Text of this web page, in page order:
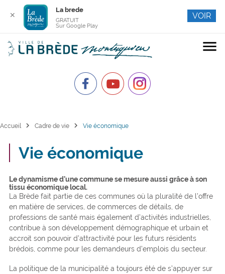
menu
Accueil chevron_right Cadre de vie chevron_right Vie économique
Vie économique
Le dynamisme d’une commune se mesure aussi grâce à son
tissu économique local.
La Brède fait partie de ces communes où la pluralité de l’offre
en matière de services, de commerces de détails, de
professions de santé mais également d’activités industrielles,
contribue à son développement démographique et urbain et
accroit son pouvoir d’attractivité pour les futurs résidents
brédois, comme pour les demandeurs d’emplois du secteur.
La politique de la municipalité a toujours été de s’appuyer sur
✕
La brede
GRATUIT
Sur Google Play
VOIR